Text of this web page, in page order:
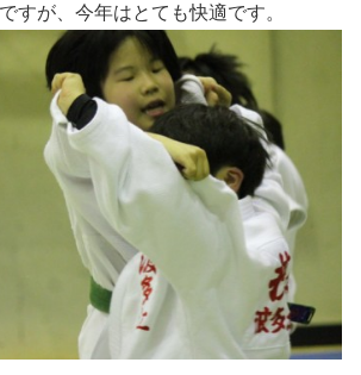
すが、今年はとても快適です。